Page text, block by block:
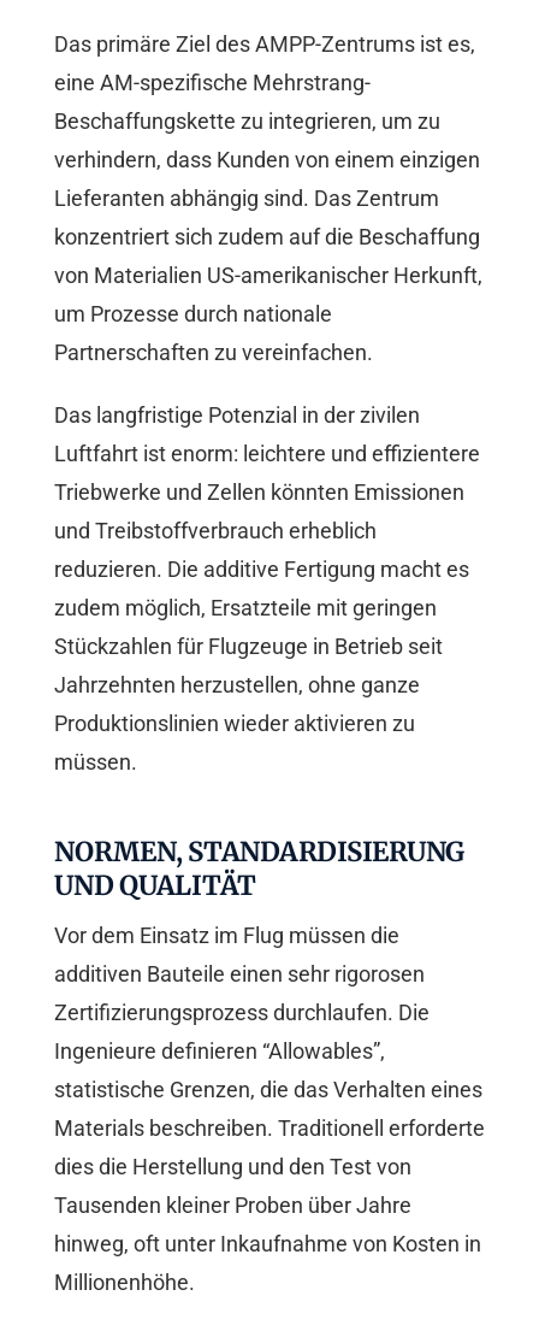
Das primäre Ziel des AMPP-Zentrums ist es,
eine AM-spezifische Mehrstrang-
Beschaffungskette zu integrieren, um zu
verhindern, dass Kunden von einem einzigen
Lieferanten abhängig sind. Das Zentrum
konzentriert sich zudem auf die Beschaffung
von Materialien US-amerikanischer Herkunft,
um Prozesse durch nationale
Partnerschaften zu vereinfachen.
Das langfristige Potenzial in der zivilen
Luftfahrt ist enorm: leichtere und effizientere
Triebwerke und Zellen könnten Emissionen
und Treibstoffverbrauch erheblich
reduzieren. Die additive Fertigung macht es
zudem möglich, Ersatzteile mit geringen
Stückzahlen für Flugzeuge in Betrieb seit
Jahrzehnten herzustellen, ohne ganze
Produktionslinien wieder aktivieren zu
müssen.
NORMEN, STANDARDISIERUNG
UND QUALITÄT
Vor dem Einsatz im Flug müssen die
additiven Bauteile einen sehr rigorosen
Zertifizierungsprozess durchlaufen. Die
Ingenieure definieren “Allowables”,
statistische Grenzen, die das Verhalten eines
Materials beschreiben. Traditionell erforderte
dies die Herstellung und den Test von
Tausenden kleiner Proben über Jahre
hinweg, oft unter Inkaufnahme von Kosten in
Millionenhöhe.